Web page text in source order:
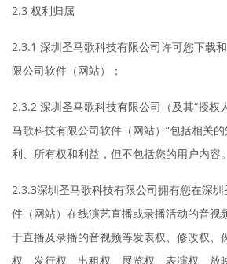
2.3 权利归属
2.3.1 深圳圣马歌科技有限公司许可您下载
限公司软件（网站）；
2.3.2 深圳圣马歌科技有限公司（及其“授权
马歌科技有限公司软件（网站）”包括相关
利、所有权和利益，但不包括您的用户内容。
2.3.3深圳圣马歌科技有限公司拥有您在深
件（网站）在线演艺直播或录播活动的音视
于直播及录播的音视频等发表权、修改权、
权、发行权、出租权、展览权、表演权、放